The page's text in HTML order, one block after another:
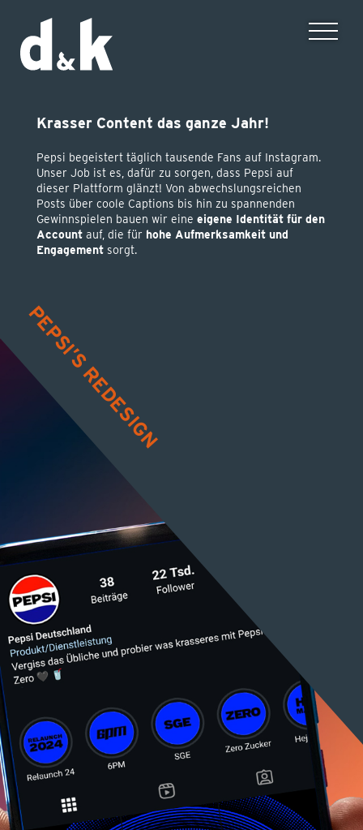
Krasser Content das ganze Jahr!
Pepsi begeistert täglich tausende Fans auf Instagram.
Unser Job ist es, dafür zu sorgen, dass Pepsi auf
dieser Plattform glänzt! Von abwechslungsreichen
Posts über coole Captions bis hin zu spannenden
Gewinnspielen bauen wir eine eigene Identität für den
Accountauf, die für hohe Aufmerksamkeit und
Engagementsorgt.
CASES
JOBS
IMPRESSUM
DATENSCHUTZ
KONTAKT
PEPSI’S REDESIGN